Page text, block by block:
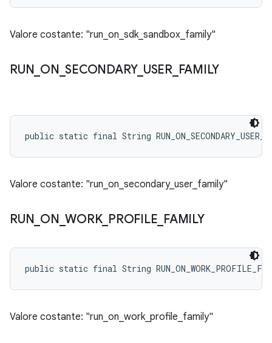
Valore costante: "run_on_sdk_sandbox_family"
RUN ON _SECONDARY_ USER_ FAMILY
public static final String
Valore costante: "run_on_secondary_user_family"
RUN ON _WORK_ PROFILE FAMILY
public static final String
Valore costante: "run_on_work_profile_family"